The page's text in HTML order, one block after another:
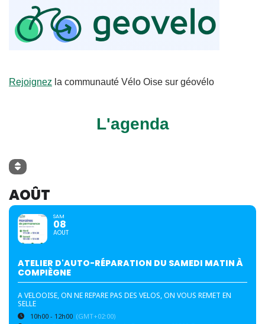
Rejoignez la communauté Vélo Oise sur géovélo
L'agenda
AOÛT
SAM
08
AOUT
ATELIER D'AUTO-RÉPARATION DU SAMEDI MATIN À
COMPIÈGNE
A VELOOISE, ON NE REPARE PAS DES VELOS, ON VOUS REMET EN
SELLE
10h00 - 12h00 (GMT+02:00)